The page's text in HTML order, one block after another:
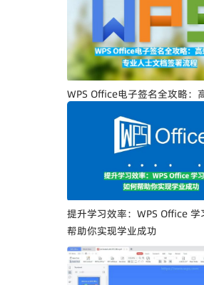
WPS Office电子签名全攻略：
提升学习效率：WPS Office 学
帮助你实现学业成功